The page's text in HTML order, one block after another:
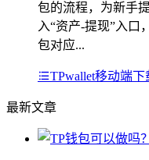
包的流程，为新手
入“资产-提现”入口
包对应...
TPwallet移动端下
最新文章